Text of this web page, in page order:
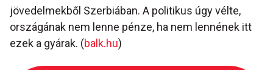
jövedelmekből Szerbiában. A politikus úgy vélte,
országának nem lenne pénze, ha nem lennének itt
ezek a gyárak. (balk.hu)